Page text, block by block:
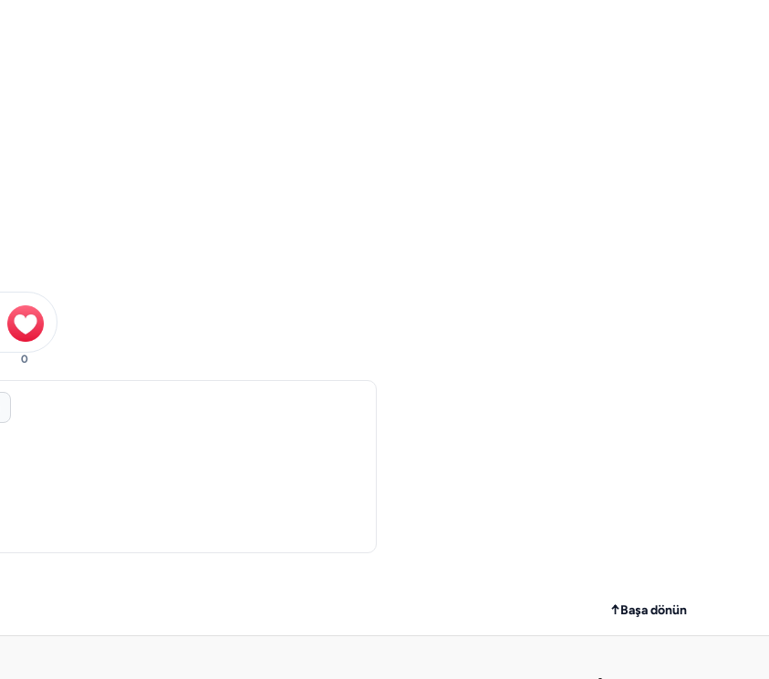
0
↑Başa dönün